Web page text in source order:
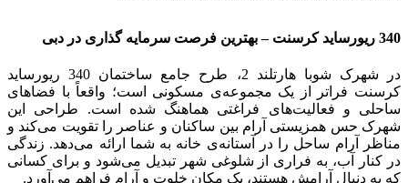
340 ریورساید کرسنت – بهترین فرصت سرمایه گذاری در دبی
در شهرک شوبا هارتلند 2، طرح جامع ساختمان 340 ریورساید
کرسنت فراتر از یک مجموعه‌ی مسکونی است؛ واقعاً با فضاهای
ساحلی و فعالیت‌های فراغتی هماهنگ شده است. طراحی این
شهرک حس همزیستی آرام بین ساکنان و عناصر را تقویت می‌کند و
مناظر آرام ساحل را در آستانه‌ی خانه به شما ارائه می‌دهد. زندگی
در کنار آب، به فراری از شلوغی شهر تبدیل می‌شود و برای کسانی
که به دنبال آرامش هستند، یک مکان خلوت و آرام فراهم می‌آورد.